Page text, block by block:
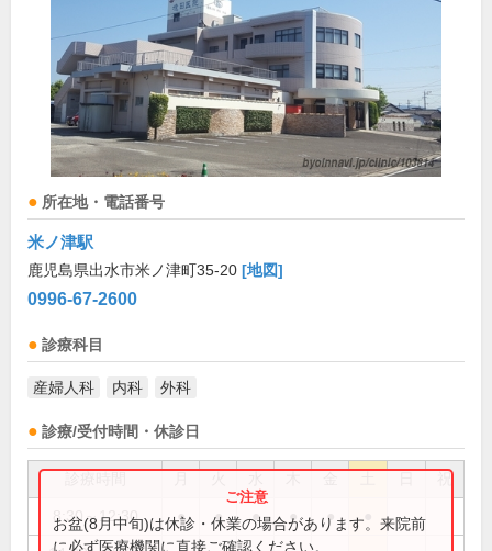
所在地・電話番号
米ノ津駅
鹿児島県出水市米ノ津町35-20 [地図]
0996-67-2600
診療科目
産婦人科 内科 外科
診療/受付時間・休診日
祝
8:30～12:30 ● ● ● ● ●
お盆(8月中旬)は休診・休業の場合があります。来院前
に必ず医療機関に直接ご確認ください。